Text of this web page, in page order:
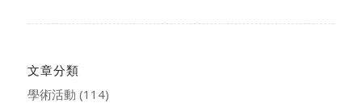
文章分類
學術活動 (114)